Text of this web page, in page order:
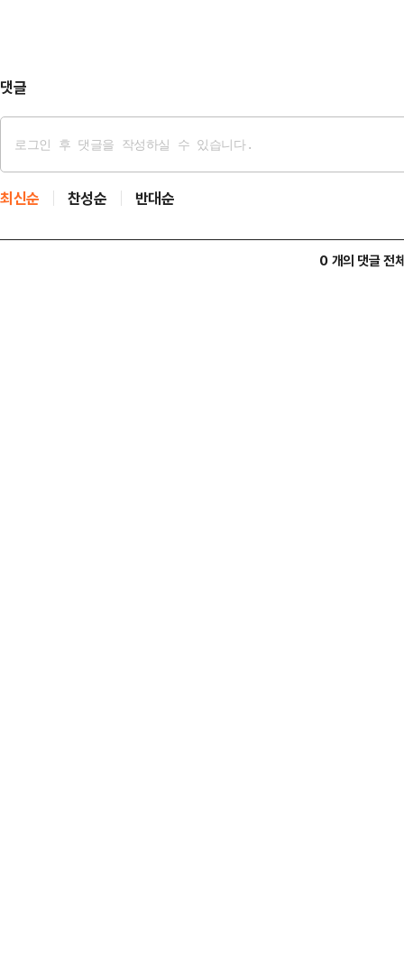
댓글
최신순 찬성순 반대순
0 개의 댓글 전